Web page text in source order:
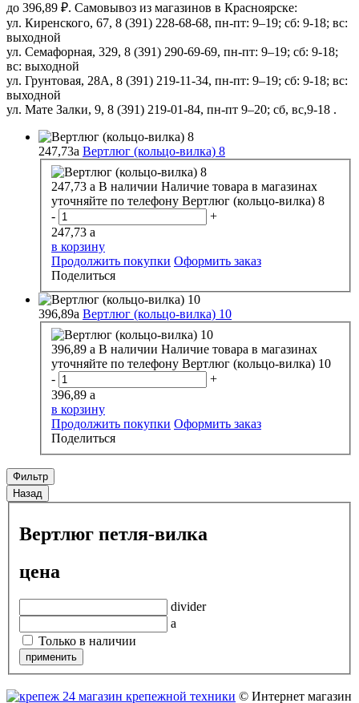
до 396,89 ₽. Самовывоз из магазинов в Красноярске:
ул. Киренского, 67, 8 (391) 228-68-68, пн-пт: 9–19; сб: 9-18; вс:
выходной
ул. Семафорная, 329, 8 (391) 290-69-69, пн-пт: 9–19; сб: 9-18;
вс: выходной
ул. Грунтовая, 28А, 8 (391) 219-11-34, пн-пт: 9–19; сб: 9-18; вс:
выходной
ул. Мате Залки, 9, 8 (391) 219-01-84, пн-пт 9–20; сб, вс,9-18 .
247,73a Вертлюг (кольцо-вилка) 8
247,73 a В наличии Наличие товара в магазинах
уточняйте по телефону Вертлюг (кольцо-вилка) 8
-
+
247,73 a
в корзину
Продолжить покупки Оформить заказ
Поделиться
396,89a Вертлюг (кольцо-вилка) 10
396,89 a В наличии Наличие товара в магазинах
уточняйте по телефону Вертлюг (кольцо-вилка) 10
-
+
396,89 a
в корзину
Продолжить покупки Оформить заказ
Поделиться
Фильтр
Назад
Вертлюг петля-вилка
цена
divider
a
Только в наличии
© Интернет магазин